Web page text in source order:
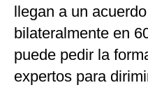
llegan a un
bilateralmente en
puede pedir la
expertos para